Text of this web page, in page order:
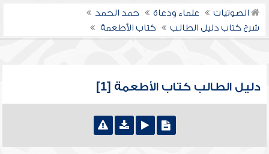
الصوتيات علماء ودعاة
حمد الحمد
شرح كتاب دليل الطالب
كتاب الأطعمة
دليل الطالب كتاب الأطعمة [1]